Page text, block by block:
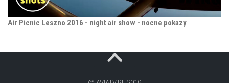
Air Picnic Leszno 2016 - night air show - nocne pokazy